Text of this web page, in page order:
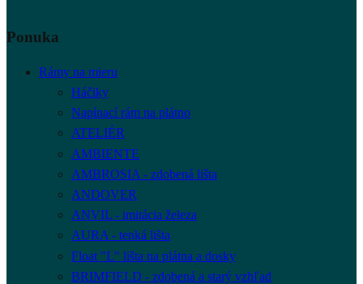
Ponuka
Rámy na mieru
Háčiky
Napínací rám na plátno
ATELIÉR
AMBIENTE
AMBROSIA - zdobená lišta
ANDOVER
ANVIL - imitácia železa
AURA - tenká lišta
Float "L" lišta na plátna a dosky
BRIMFIELD - zdobená a starý vzhľad